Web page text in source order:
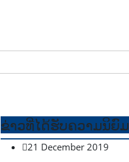
ຂ່າວທີ່ໄດ້ຮັບຄວາມນິຍົມ
21 December 2019